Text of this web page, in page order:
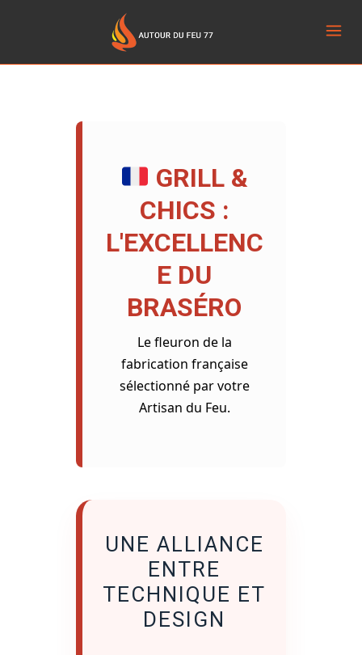
GRILL &
CHICS :
L'EXCELLENC
E DU
BRASÉRO
Le fleuron de la
fabrication française
sélectionné par votre
Artisan du Feu.
UNE ALLIANCE
ENTRE
TECHNIQUE ET
DESIGN